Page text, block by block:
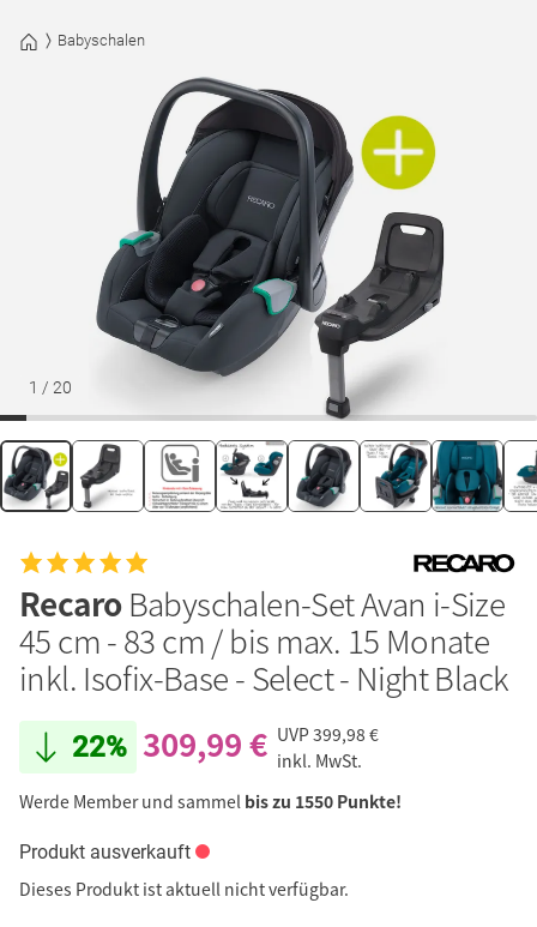
Babyschalen
1 / 20
RecaroBabyschalen-Set Avan i-Size
45 cm - 83 cm / bis max. 15 Monate
inkl. Isofix-Base - Select - Night Black
22% 309,99 € UVP399,98 €
inkl. MwSt.
Werde Member und sammel bis zu 1550 Punkte!
Produkt ausverkauft
Dieses Produkt ist aktuell nicht verfügbar.